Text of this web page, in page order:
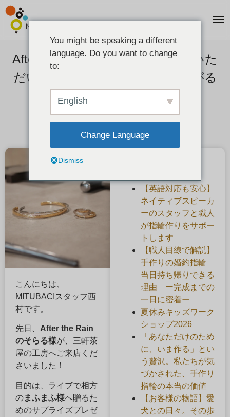
After the Rain そらる様にご制作いた
だいたシルバーバングルと、繋がる
2026-02-06
こんにちは、
MITUBACIスタッフ西
村です。
先日、 After the Rain
のそらる様が、三軒茶
屋の工房へご来店くだ
さいました！
目的は、ライブで相方
のまふまふ様へ贈るた
めのサプライズプレゼ
【英語対応も安心】
ネイティブスピーカ
ーのスタッフと職人
が指輪作りをサポー
トします
【職人目線で解説】
手作りの婚約指輪
当日持ち帰りできる
理由 ー完成までの
一日に密着ー
夏休みキッズワーク
ショップ2026
「あなただけのため
に、いま作る」とい
う贅沢。私たちが気
づかされた、手作り
指輪の本当の価値
【お客様の物語】愛
犬との日々。その歩
You might be speaking a different
language. Do you want to change
to:
English
Change Language
Dismiss